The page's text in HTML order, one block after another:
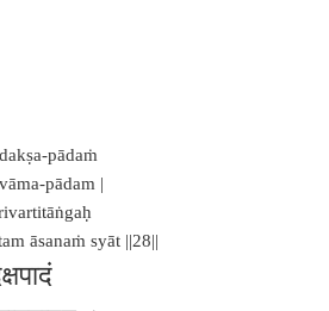
pādaṁ
pādam |
āsanaṁ syāt ||28||